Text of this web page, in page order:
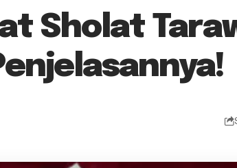
Sholat